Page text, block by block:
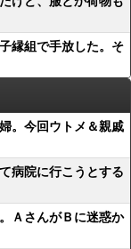
縁組で手放した。そ
。今回ウトメ＆親戚
病院に行こうとする
ＡさんがＢに迷惑か